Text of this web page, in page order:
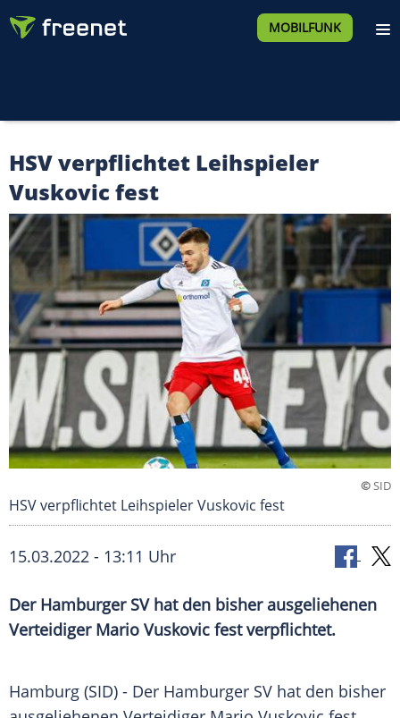
MOBILFUNK
HSV verpflichtet Leihspieler
Vuskovic fest
©SID
HSV verpflichtet Leihspieler Vuskovic fest
15.03.2022 - 13:11 Uhr
Der Hamburger SV hat den bisher ausgeliehenen
Verteidiger Mario Vuskovic fest verpflichtet.
Hamburg (SID) - Der Hamburger SV hat den bisher